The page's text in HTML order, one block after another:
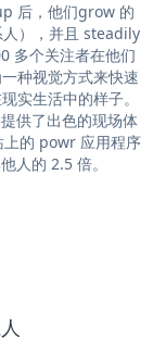
后，他们grow 的
人），并且 steadily
多个关注者在他们
种视觉方式来快速
实生活中的样子。
供了出色的现场体
的 powr 应用程序
人的 2.5 倍。